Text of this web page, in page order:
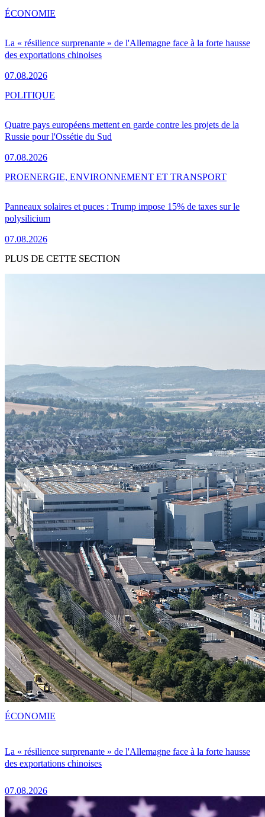
La « résilience surprenante » de l'Allemagne face à la forte hausse
des exportations chinoises
07.08.2026
ÉCONOMIE
Quatre pays européens mettent en garde contre les projets de la
Russie pour l'Ossétie du Sud
07.08.2026
POLITIQUE
Panneaux solaires et puces : Trump impose 15% de taxes sur le
polysilicium
07.08.2026
PROENERGIE, ENVIRONNEMENT ET TRANSPORT
PLUS DE CETTE SECTION
La « résilience surprenante » de l'Allemagne face à la forte hausse
des exportations chinoises
07.08.2026
ÉCONOMIE